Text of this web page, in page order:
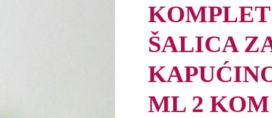
KOMPLET
ŠALICA
ML 2 KOM